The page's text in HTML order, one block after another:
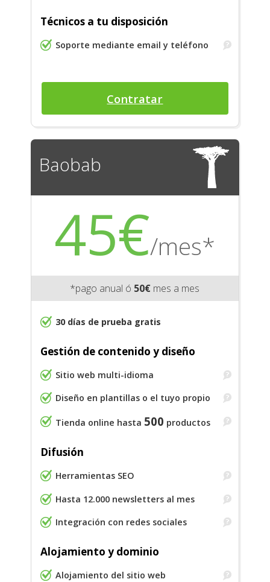
Técnicos a tu disposición
Soporte mediante email y teléfono
Contratar
Baobab
45€/mes*
*pago anual ó 50€ mes a mes
30 días de prueba gratis
Gestión de contenido y diseño
Sitio web multi-idioma
Diseño en plantillas o el tuyo propio
Tienda online hasta 500 productos
Difusión
Herramientas SEO
Hasta 12.000 newsletters al mes
Integración con redes sociales
Alojamiento y dominio
Alojamiento del sitio web